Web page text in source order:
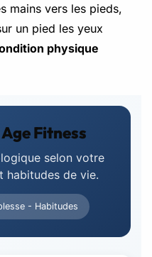
mains vers les pieds,
un pied les yeux
physique
Fitness
selon votre
habitudes de vie.
- Habitudes